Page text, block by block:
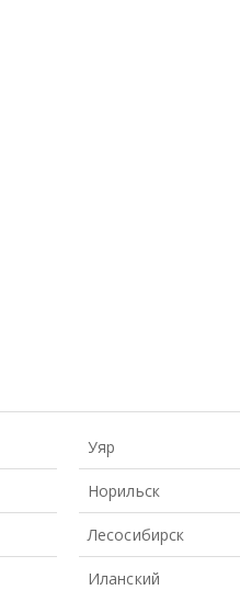
Уяр
Норильск
Лесосибирск
Иланский